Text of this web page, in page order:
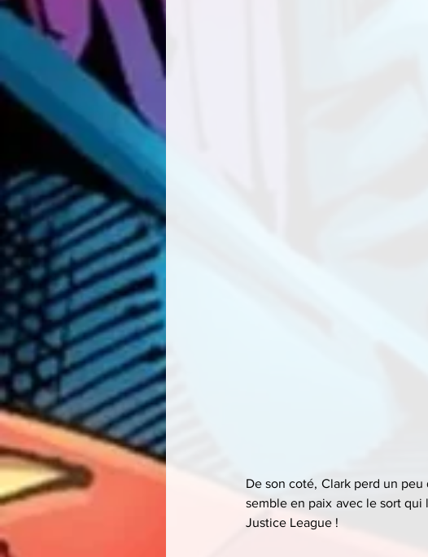
De son coté, Clark perd un
semble en paix avec le sort qui
Justice League !